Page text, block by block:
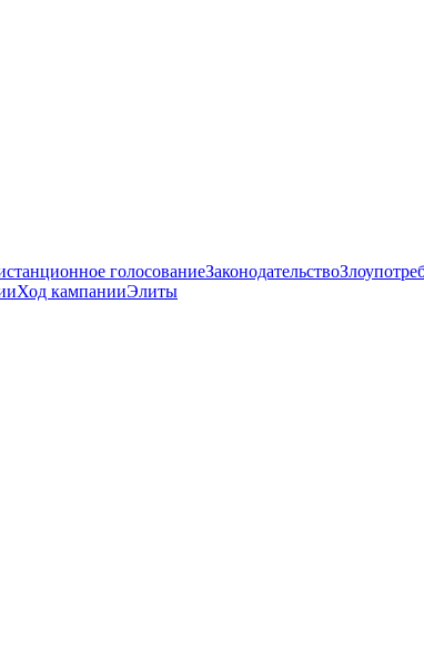
голосованиеЗаконодательство
Ход кампанииЭлиты